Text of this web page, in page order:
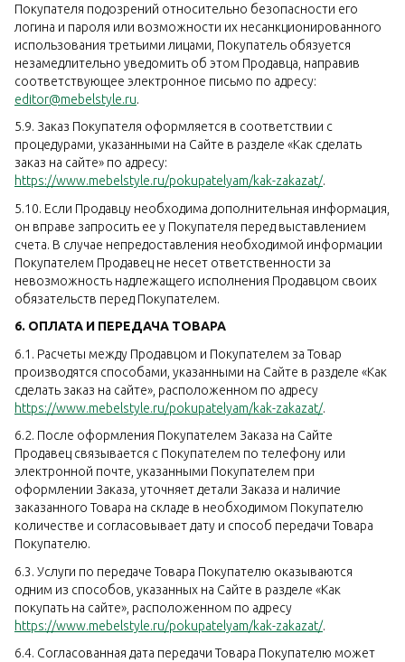
Покупателя подозрений относительно безопасности его
логина и пароля или возможности их несанкционированного
использования третьими лицами, Покупатель обязуется
незамедлительно уведомить об этом Продавца, направив
соответствующее электронное письмо по адресу:
editor@mebelstyle.ru.
5.9. Заказ Покупателя оформляется в соответствии с
процедурами, указанными на Сайте в разделе «Как сделать
заказ на сайте» по адресу:
https://www.mebelstyle.ru/pokupatelyam/kak-zakazat/.
5.10. Если Продавцу необходима дополнительная информация,
он вправе запросить ее у Покупателя перед выставлением
счета. В случае непредоставления необходимой информации
Покупателем Продавец не несет ответственности за
невозможность надлежащего исполнения Продавцом своих
обязательств перед Покупателем.
6. ОПЛАТА И ПЕРЕДАЧА ТОВАРА
6.1. Расчеты между Продавцом и Покупателем за Товар
производятся способами, указанными на Сайте в разделе «Как
сделать заказ на сайте», расположенном по адресу
https://www.mebelstyle.ru/pokupatelyam/kak-zakazat/.
6.2. После оформления Покупателем Заказа на Сайте
Продавец связывается с Покупателем по телефону или
электронной почте, указанными Покупателем при
оформлении Заказа, уточняет детали Заказа и наличие
заказанного Товара на складе в необходимом Покупателю
количестве и согласовывает дату и способ передачи Товара
Покупателю.
6.3. Услуги по передаче Товара Покупателю оказываются
одним из способов, указанных на Сайте в разделе «Как
покупать на сайте», расположенном по адресу
https://www.mebelstyle.ru/pokupatelyam/kak-zakazat/.
6.4. Согласованная дата передачи Товара Покупателю может